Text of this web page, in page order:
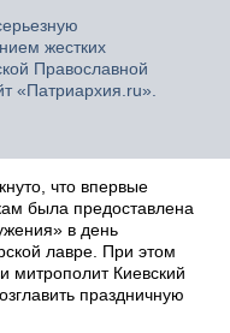
жестких
Православной
«Патриархия.ru».
что впервые
была предоставлена
в день
лавре. При этом
митрополит Киевский
праздничную